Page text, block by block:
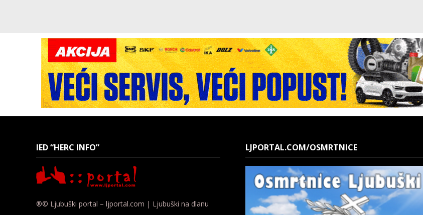
IED “HERC INFO”
®© Ljubuški portal – ljportal.com | Ljubuški na dlanu
LJPORTAL.COM/OSMRTNICE